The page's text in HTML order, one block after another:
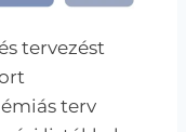
tervezést
terv